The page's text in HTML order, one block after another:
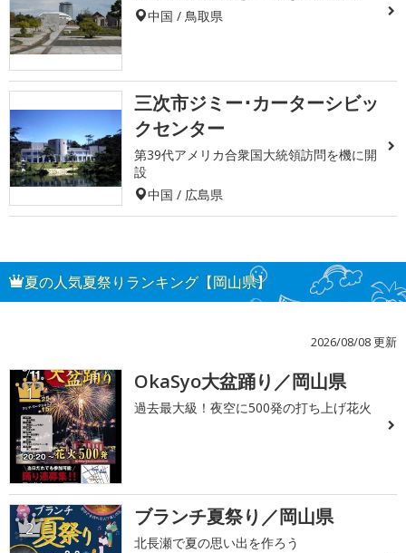
中国 / 鳥取県
三次市ジミー･カーターシビッ
クセンター
第39代アメリカ合衆国大統領訪問を機に開
設
中国 / 広島県
夏の人気夏祭りランキング【岡山県】
2026/08/08 更新
1 OkaSyo大盆踊り／岡山県
過去最大級！夜空に500発の打ち上げ花火
2 ブランチ夏祭り／岡山県
北長瀬で夏の思い出を作ろう